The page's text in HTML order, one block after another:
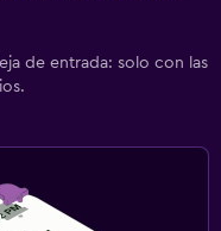
de entrada: solo con las